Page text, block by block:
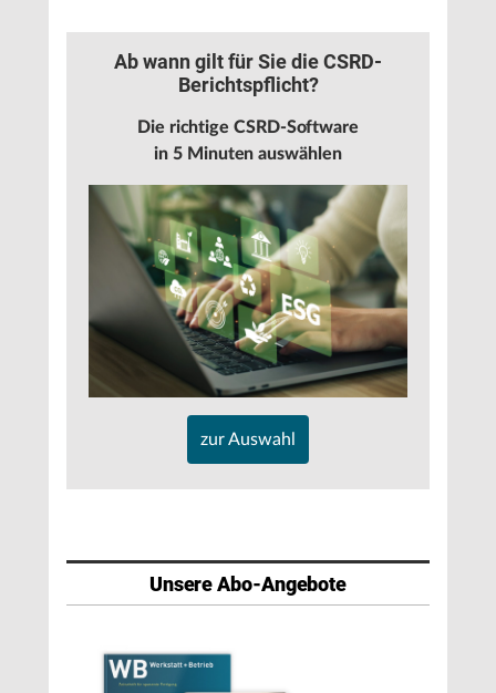
Ab wann gilt für Sie die CSRD-
Berichtspflicht?
Die richtige CSRD-Software
in 5 Minuten auswählen
zur Auswahl
Unsere Abo-Angebote